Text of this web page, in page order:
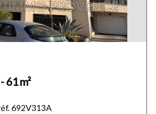
m²
692V313A